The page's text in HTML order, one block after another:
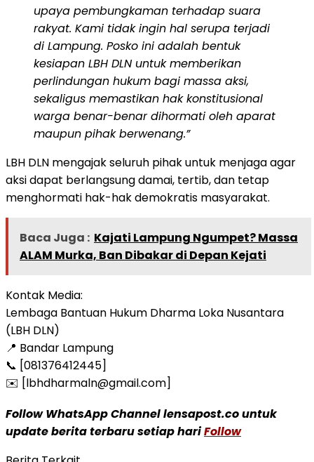
upaya pembungkaman terhadap suara
rakyat. Kami tidak ingin hal serupa terjadi
di Lampung. Posko ini adalah bentuk
kesiapan LBH DLN untuk memberikan
perlindungan hukum bagi massa aksi,
sekaligus memastikan hak konstitusional
warga benar-benar dihormati oleh aparat
maupun pihak berwenang.”
LBH DLN mengajak seluruh pihak untuk menjaga agar
aksi dapat berlangsung damai, tertib, dan tetap
menghormati hak-hak demokratis masyarakat.
Baca Juga : Kajati Lampung Ngumpet? Massa
ALAM Murka, Ban Dibakar di Depan Kejati
Kontak Media:
Lembaga Bantuan Hukum Dharma Loka Nusantara
(LBH DLN)
📍 Bandar Lampung
📞 [081376412445]
✉️ [lbhdharmaln@gmail.com]
Follow WhatsApp Channel lensapost.co untuk
update berita terbaru setiap hariFollow